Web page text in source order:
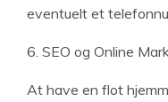
eventuelt et
6. SEO og Online
At have en flot